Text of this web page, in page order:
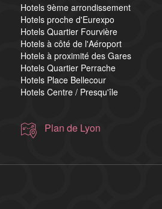
Hotels 9ème arrondissement
Hotels proche d'Eurexpo
Hotels Quartier Fourvière
Hotels à côté de l'Aéroport
Hotels à proximité des Gares
Hotels Quartier Perrache
Hotels Place Bellecour
Hotels Centre / Presqu'île
Plan de Lyon